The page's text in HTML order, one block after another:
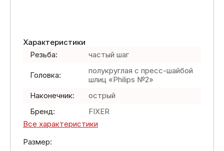
Характеристики
Резьба:
частый шаг
Головка:
полукруглая с пресс-шайбой
шлиц «Philips №2»
Наконечник:
острый
Бренд:
FIXER
Все характеристики
Размер: